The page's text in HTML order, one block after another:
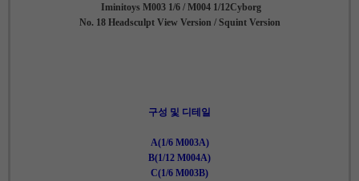
Iminitoys M003 1/6 / M004 1/12Cyborg
No. 18 Headsculpt View Version / Squint Version
구성 및 디테일
A(1/6 M003A)
B(1/12 M004A)
C(1/6 M003B)